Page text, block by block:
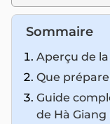
Sommaire
Aperçu de
Que
Guide
de Hà